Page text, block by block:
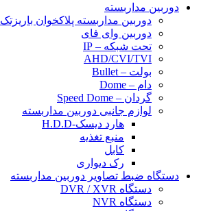
دوربین مداربسته
دوربین مداربسته پلاکخوان باریزتک
دوربین وای فای
تحت شبکه – IP
AHD/CVI/TVI
بولت – Bullet
دام – Dome
گردان – Speed Dome
لوازم جانبی دوربین مداربسته
هارد دیسک-H.D.D
منبع تغذیه
کابل
رک دیواری
دستگاه ضبط تصاویر دوربین مداربسته
دستگاه DVR / XVR
دستگاه NVR